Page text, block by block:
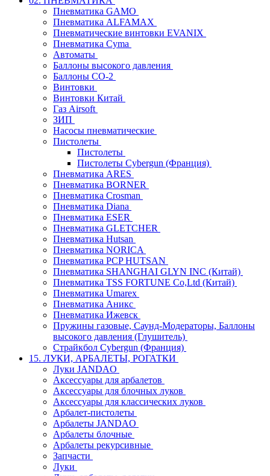
Пневматика GAMO
Пневматика ALFAMAX
Пневматические винтовки EVANIX
Пневматика Cyma
Автоматы
Баллоны высокого давления
Баллоны СО-2
Винтовки
Винтовки Китай
Газ Airsoft
ЗИП
Насосы пневматические
Пистолеты
Пистолеты
Пистолеты Cybergun (Франция)
Пневматика ARES
Пневматика BORNER
Пневматика Crosman
Пневматика Diana
Пневматика ESER
Пневматика GLETCHER
Пневматика Hutsan
Пневматика NORICA
Пневматика PCP HUTSAN
Пневматика SHANGHAI GLYN INC (Китай)
Пневматика TSS FORTUNE Co,Ltd (Китай)
Пневматика Umarex
Пневматика Аникс
Пневматика Ижевск
Пружины газовые, Саунд-Модераторы, Баллоны
высокого давления (Глушитель)
Страйкбол Cybergun (Франция)
15. ЛУКИ, АРБАЛЕТЫ, РОГАТКИ
Луки JANDAO
Аксессуары для арбалетов
Аксессуары для блочных луков
Аксессуары для классических луков
Арбалет-пистолеты
Арбалеты JANDAO
Арбалеты блочные
Арбалеты рекурсивные
Запчасти
Луки